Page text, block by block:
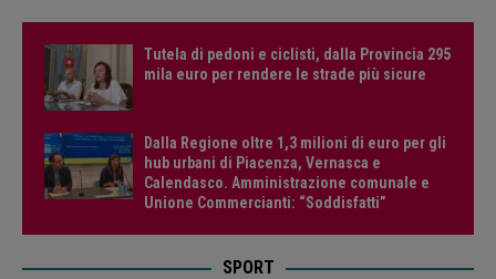
Tutela di pedoni e ciclisti, dalla Provincia 295
mila euro per rendere le strade più sicure
Dalla Regione oltre 1,3 milioni di euro per gli
hub urbani di Piacenza, Vernasca e
Calendasco. Amministrazione comunale e
Unione Commercianti: “Soddisfatti”
SPORT